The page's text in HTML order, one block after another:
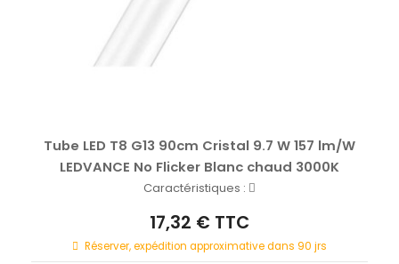
Tube LED T8 G13 90cm Cristal 9.7 W 157 lm/W
LEDVANCE No Flicker Blanc chaud 3000K
Caractéristiques :
17,32 € TTC
Réserver, expédition approximative dans 90 jrs